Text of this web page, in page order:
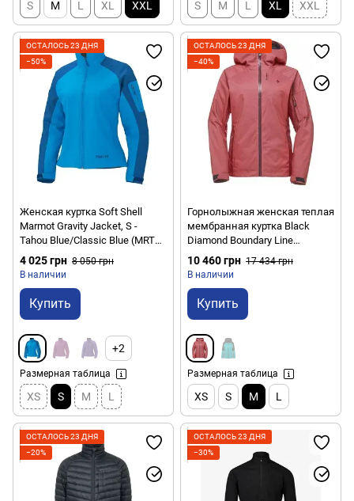
S M L XL XXL S M L XL XXL
ОСТАЛОСЬ 23 ДНЯ
−50%
Женская куртка Soft Shell
Marmot Gravity Jacket, S -
Tahou Blue/Classic Blue (MRT
85000.2444-S)
4 025 грн 8 050 грн
В наличии
Купить
+2
Размерная таблица
XS S M L
ОСТАЛОСЬ 23 ДНЯ
−40%
Горнолыжная женская теплая
мембранная куртка Black
Diamond Boundary Line
Insulated Jacket, M - Wild Rose
(BD 746061.6012-M)
10 460 грн 17 434 грн
В наличии
Купить
Размерная таблица
XS S M L
ОСТАЛОСЬ 23 ДНЯ
−20%
ОСТАЛОСЬ 23 ДНЯ
−30%